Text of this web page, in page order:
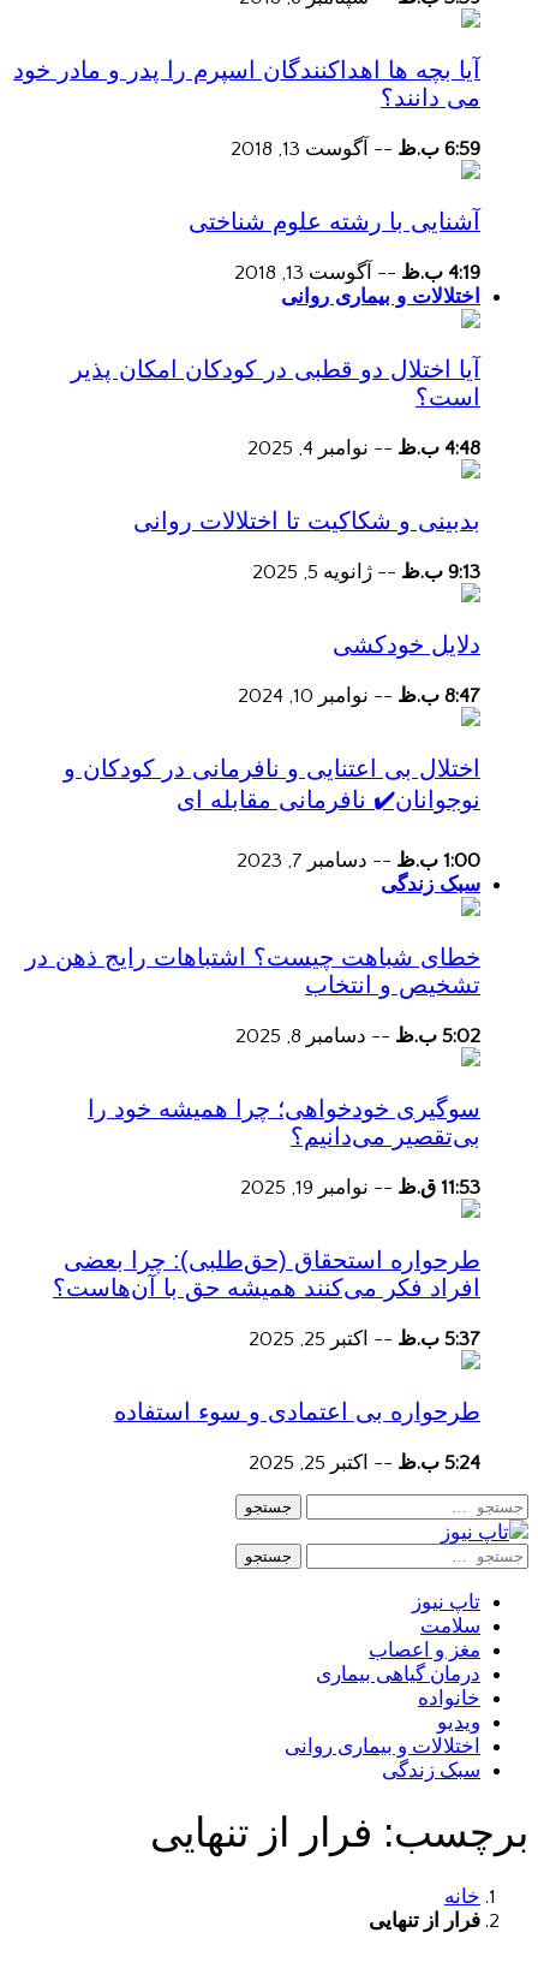
آیا بچه ها اهداکنندگان اسپرم را پدر و مادر خود
می دانند؟
6:59 ب.ظ -- آگوست 13, 2018
آشنایی با رشته علوم شناختی
4:19 ب.ظ -- آگوست 13, 2018
اختلالات و بیماری روانی
آیا اختلال دو قطبی در کودکان امکان پذیر
است؟
4:48 ب.ظ -- نوامبر 4, 2025
بدبینی و شکاکیت تا اختلالات روانی
9:13 ب.ظ -- ژانویه 5, 2025
دلایل خودکشی
8:47 ب.ظ -- نوامبر 10, 2024
اختلال بی اعتنایی و نافرمانی در کودکان و
نوجوانان✔️ نافرمانی مقابله ای
1:00 ب.ظ -- دسامبر 7, 2023
سبک زندگی
خطای شباهت چیست؟ اشتباهات رایج ذهن در
تشخیص و انتخاب
5:02 ب.ظ -- دسامبر 8, 2025
سوگیری خودخواهی؛ چرا همیشه خود را
بی‌تقصیر می‌دانیم؟
11:53 ق.ظ -- نوامبر 19, 2025
طرحواره استحقاق (حق‌طلبی): چرا بعضی
افراد فکر می‌کنند همیشه حق با آن‌هاست؟
5:37 ب.ظ -- اکتبر 25, 2025
طرحواره بی اعتمادی و سوء استفاده
5:24 ب.ظ -- اکتبر 25, 2025
جستجو
جستجو
تاپ نیوز
سلامت
مغز و اعصاب
درمان گیاهی بیماری
خانواده
ویدیو
اختلالات و بیماری روانی
سبک زندگی
برچسب: فرار از تنهایی
خانه
فرار از تنهایی